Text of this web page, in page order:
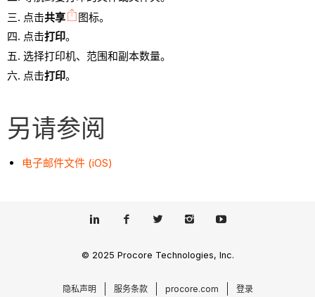
点击共享
图标。
点击打印。
选择打印机、范围和副本数量。
点击打印。
另请参阅
电子邮件文件 (iOS)
© 2025 Procore Technologies, Inc.
隐私声明 服务条款 procore.com 登录